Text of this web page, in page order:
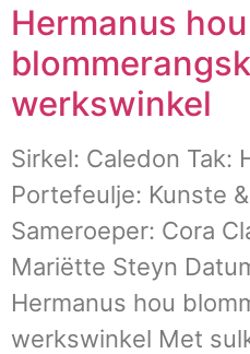
Hermanus hou
werkswinkel
Sirkel: Caledon Tak:
Portefeulje: Kunste
Sameroeper: Cora
Mariëtte Steyn
Hermanus hou
werkswinkel Met